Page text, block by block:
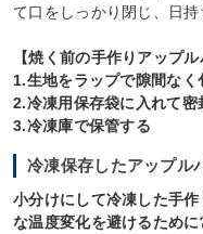
て口をしっかり閉じ、日
【焼く前の手作りアップ
1.生地をラップで隙間なく
2.冷凍用保存袋に入れて密
3.冷凍庫で保管する
冷凍保存したアップル
小分けにして冷凍した手
な温度変化を避けるため